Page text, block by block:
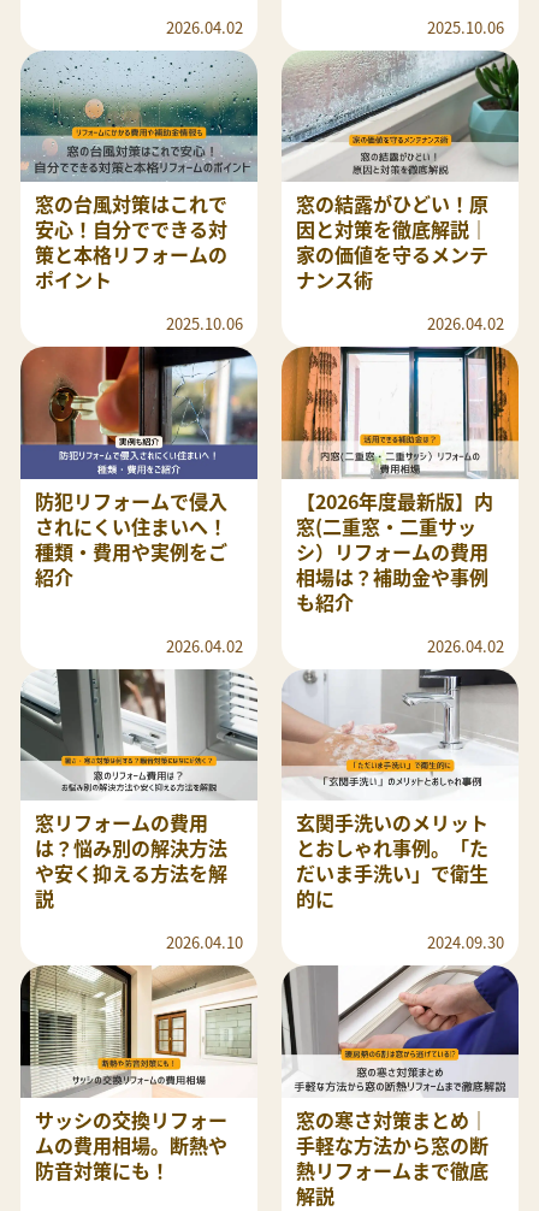
2026.04.02 2025.10.06
窓の台風対策はこれで
安心！自分でできる対
策と本格リフォームの
ポイント
2025.10.06
窓の結露がひどい！原
因と対策を徹底解説｜
家の価値を守るメンテ
ナンス術
2026.04.02
防犯リフォームで侵入
されにくい住まいへ！
種類・費用や実例をご
紹介
2026.04.02
【2026年度最新版】内
窓(二重窓・二重サッ
シ）リフォームの費用
相場は？補助金や事例
も紹介
2026.04.02
窓リフォームの費用
は？悩み別の解決方法
や安く抑える方法を解
説
2026.04.10
玄関手洗いのメリット
とおしゃれ事例。「た
だいま手洗い」で衛生
的に
2024.09.30
サッシの交換リフォー
ムの費用相場。断熱や
防音対策にも！
窓の寒さ対策まとめ｜
手軽な方法から窓の断
熱リフォームまで徹底
解説